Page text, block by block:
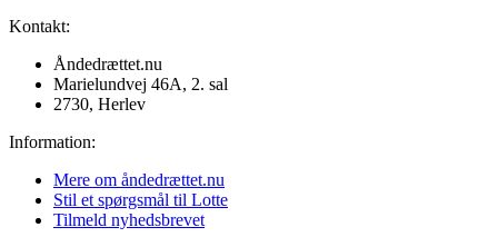
Kontakt:
Åndedrættet.nu
Marielundvej 46A, 2. sal
2730, Herlev
Information:
Mere om åndedrættet.nu
Stil et spørgsmål til Lotte
Tilmeld nyhedsbrevet